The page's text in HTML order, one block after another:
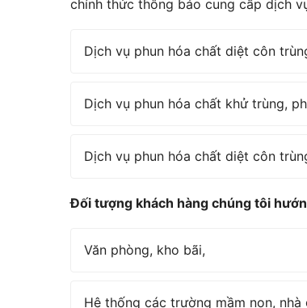
chính thức thông báo cung cấp dịch
Dịch vụ phun hóa chất diệt côn
Dịch vụ phun hóa chất khử trùng,
Dịch vụ phun hóa chất diệt côn
Đối tượng khách hàng chúng tôi
Văn phòng, kho bãi,
Hệ thống các trường mầm non, nhà